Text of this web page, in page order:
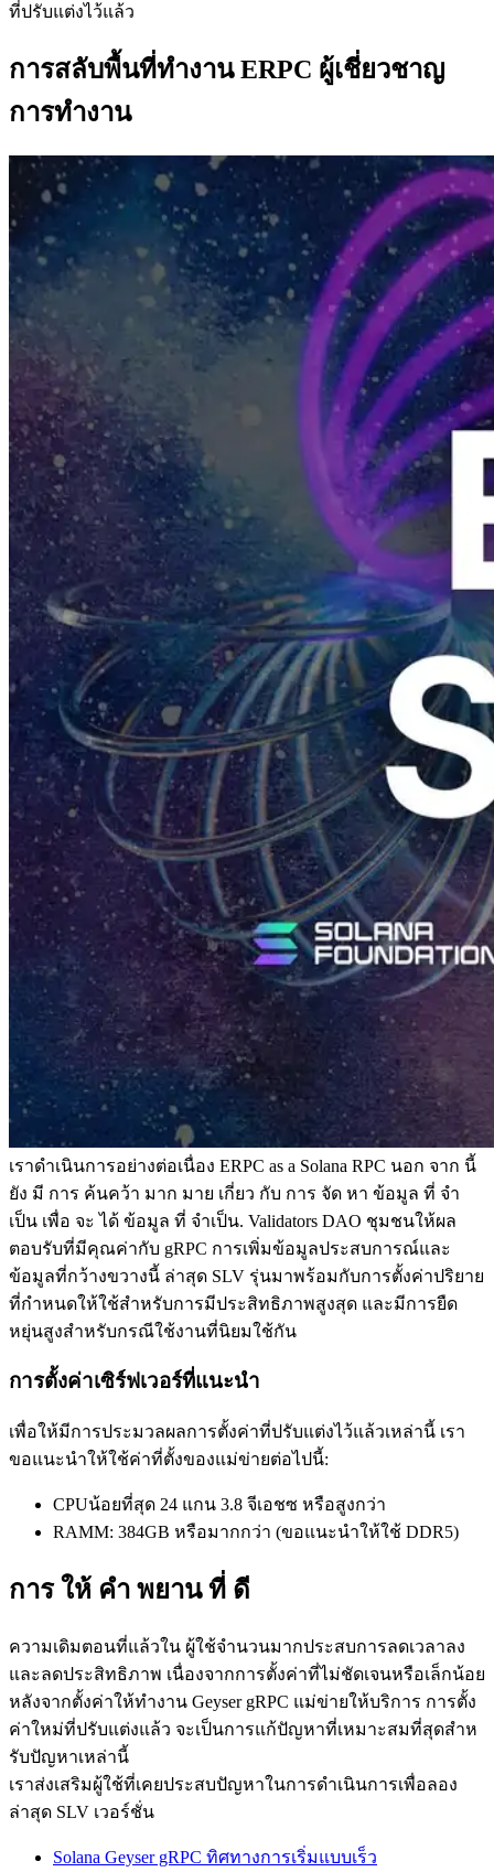
ที่ปรับแต่งไว้แล้ว
การสลับพื้นที่ทํางาน ERPC ผู้เชี่ยวชาญ
การทํางาน
เราดําเนินการอย่างต่อเนื่อง ERPC as a Solana RPC นอก จาก นี้
ยัง มี การ ค้นคว้า มาก มาย เกี่ยว กับ การ จัด หา ข้อมูล ที่ จํา
เป็น เพื่อ จะ ได้ ข้อมูล ที่ จําเป็น. Validators DAO ชุมชนให้ผล
ตอบรับที่มีคุณค่ากับ gRPC การเพิ่มข้อมูลประสบการณ์และ
ข้อมูลที่กว้างขวางนี้ ล่าสุด SLV รุ่นมาพร้อมกับการตั้งค่าปริยาย
ที่กําหนดให้ใช้สําหรับการมีประสิทธิภาพสูงสุด และมีการยืด
หยุ่นสูงสําหรับกรณีใช้งานที่นิยมใช้กัน
การตั้งค่าเซิร์ฟเวอร์ที่แนะนํา
เพื่อให้มีการประมวลผลการตั้งค่าที่ปรับแต่งไว้แล้วเหล่านี้ เรา
ขอแนะนําให้ใช้ค่าที่ตั้งของแม่ข่ายต่อไปนี้:
CPUน้อยที่สุด 24 แกน 3.8 จีเอชซ หรือสูงกว่า
RAMM: 384GB หรือมากกว่า (ขอแนะนําให้ใช้ DDR5)
การ ให้ คํา พยาน ที่ ดี
ความเดิมตอนที่แล้วใน ผู้ใช้จํานวนมากประสบการลดเวลาลง
และลดประสิทธิภาพ เนื่องจากการตั้งค่าที่ไม่ชัดเจนหรือเล็กน้อย
หลังจากตั้งค่าให้ทํางาน Geyser gRPC แม่ข่ายให้บริการ การตั้ง
ค่าใหม่ที่ปรับแต่งแล้ว จะเป็นการแก้ปัญหาที่เหมาะสมที่สุดสําห
รับปัญหาเหล่านี้
เราส่งเสริมผู้ใช้ที่เคยประสบปัญหาในการดําเนินการเพื่อลอง
ล่าสุด SLV เวอร์ชั่น
Solana Geyser gRPC ทิศทางการเริ่มแบบเร็ว